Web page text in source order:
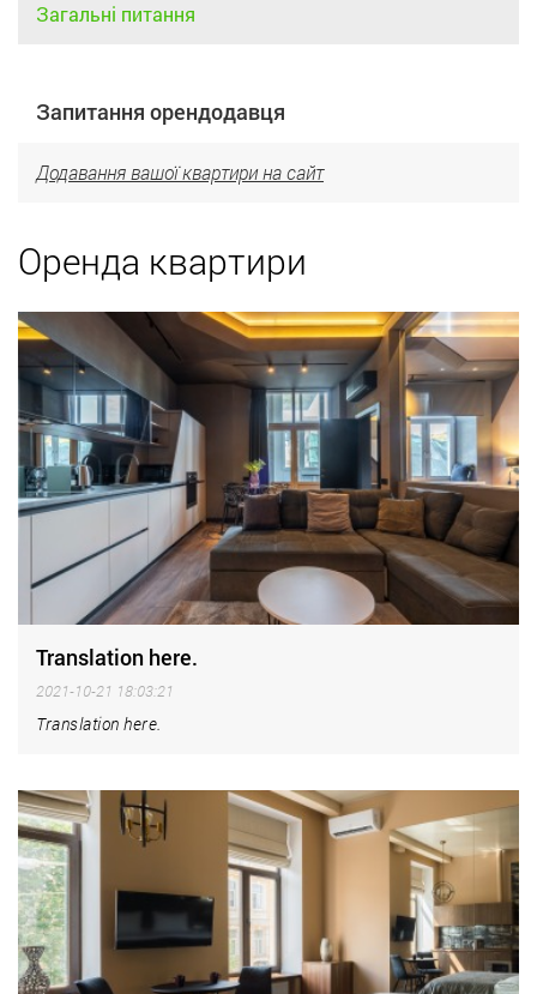
Загальні питання
Запитання орендодавця
Додавання вашої квартири на сайт
Оренда квартири
Translation here.
2021-10-21 18:03:21
Translation here.